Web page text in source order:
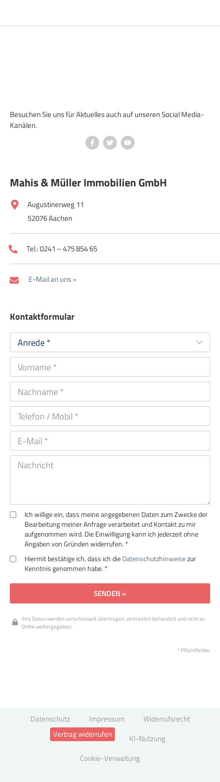
Besuchen Sie uns für Aktuelles auch auf unseren Social Media-
Kanälen.
Mahis & Müller Immobilien GmbH
Augustinerweg 11
52076 Aachen
Tel.: 0241 – 475 854 65
E-Mail an uns »
Kontaktformular
Ich willige ein, dass meine angegebenen Daten zum Zwecke der
Bearbeitung meiner Anfrage verarbeitet und Kontakt zu mir
aufgenommen wird. Die Einwilligung kann ich jederzeit ohne
Angaben von Gründen widerrufen. *
Hiermit bestätige ich, dass ich die Datenschutzhinweisezur
Kenntnis genommen habe. *
SENDEN »
Ihre Daten werden verschlüsselt übertragen, vertraulich behandelt und nicht an
Dritte weitergegeben.
* Pflichtfelder
Datenschutz Impressum
Widerrufsrecht
Vertrag widerrufen
KI-Nutzung
Cookie-Verwaltung